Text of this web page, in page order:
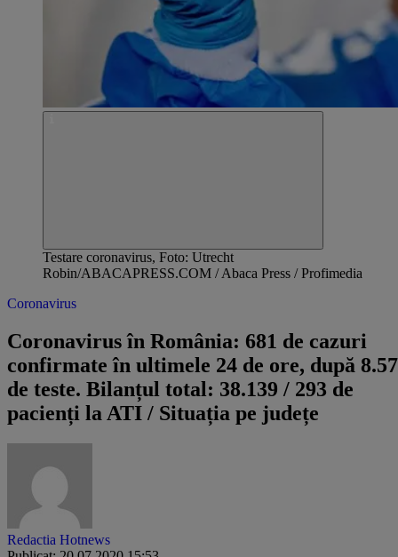
Testare coronavirus, Foto: Utrecht
Robin/ABACAPRESS.COM / Abaca Press / Profimedia
Coronavirus
Coronavirus în România: 681 de cazuri
confirmate în ultimele 24 de ore, după
de teste. Bilanțul total: 38.139 / 293 de
pacienți la ATI / Situația pe județe
Redactia Hotnews